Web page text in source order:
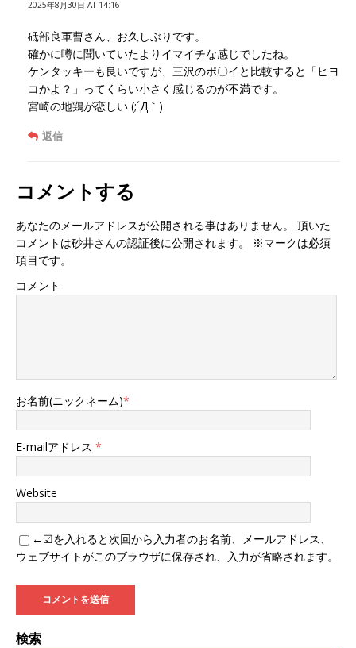
2025年8月30日 AT 14:16
砥部良軍曹さん、お久しぶりです。
確かに噂に聞いていたよりイマイチな感じでしたね。
ケンタッキーも良いですが、三沢のポ〇イと比較すると「ヒヨ
コかよ？」ってくらい小さく感じるのが不満です。
宮崎の地鶏が恋しい (;´Д｀)
返信
コメントする
あなたのメールアドレスが公開される事はありません。 頂いた
コメントは砂井さんの認証後に公開されます。 ※マークは必須
項目です。
コメント
お名前(ニックネーム)*
E-mailアドレス *
Website
←☑を入れると次回から入力者のお名前、メールアドレス、
ウェブサイトがこのブラウザに保存され、入力が省略されます。
検索